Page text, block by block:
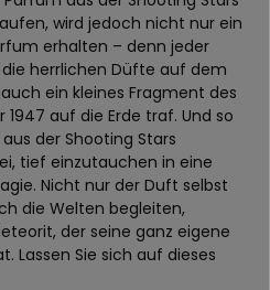
wird jedoch nicht nur ein
erhalten – denn jeder
herrlichen Düfte auf dem
ein kleines Fragment des
auf die Erde traf. Und so
der Shooting Stars
tief einzutauchen in eine
Nicht nur der Duft selbst
die Welten begleiten,
der seine ganz eigene
Lassen Sie sich auf dieses